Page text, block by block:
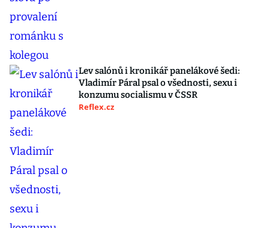
Lev salónů i kronikář panelákové šedi:
Vladimír Páral psal o všednosti, sexu i
konzumu socialismu v ČSSR
Reflex.cz